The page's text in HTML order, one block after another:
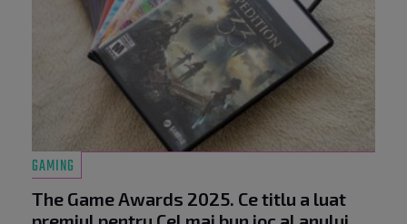
GAMING
The Game Awards 2025. Ce titlu a luat